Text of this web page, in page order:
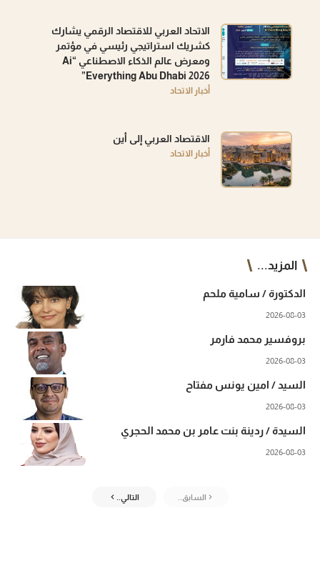
الاتحاد العربي للاقتصاد الرقمي يشارك
كشريك استراتيجي رئيسي في مؤتمر
ومعرض عالم الذكاء الاصطناعي “Ai
Everything Abu Dhabi 2026”
أخبار الاتحاد
الاقتصاد العربي إلى أين
أخبار الاتحاد
المزيد...
الدكتورة / سامية ملحم
2026-08-03
بروفسير محمد فارمر
2026-08-03
السيد / امين يونس مفتاح
2026-08-03
السيدة / ردينة بنت عامر بن محمد الحجري
2026-08-03
السابق.. التالي..